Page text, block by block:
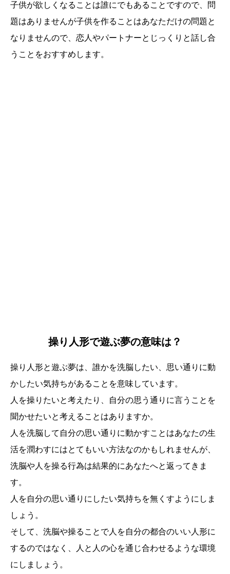
子供が欲しくなることは誰にでもあることですので、問
題はありませんが子供を作ることはあなただけの問題と
なりませんので、恋人やパートナーとじっくりと話し合
うことをおすすめします。
操り人形で遊ぶ夢の意味は？
操り人形と遊ぶ夢は、誰かを洗脳したい、思い通りに動
かしたい気持ちがあることを意味しています。
人を操りたいと考えたり、自分の思う通りに言うことを
聞かせたいと考えることはありますか。
人を洗脳して自分の思い通りに動かすことはあなたの生
活を潤わすにはとてもいい方法なのかもしれませんが、
洗脳や人を操る行為は結果的にあなたへと返ってきま
す。
人を自分の思い通りにしたい気持ちを無くすようにしま
しょう。
そして、洗脳や操ることで人を自分の都合のいい人形に
するのではなく、人と人の心を通じ合わせるような環境
にしましょう。